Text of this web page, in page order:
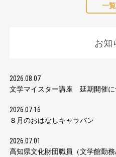
一
お知
2026.08.07
文学マイスター講座 延期開催に
2026.07.16
８月のおはなしキャラバン
2026.07.01
高知県文化財団職員（文学館勤